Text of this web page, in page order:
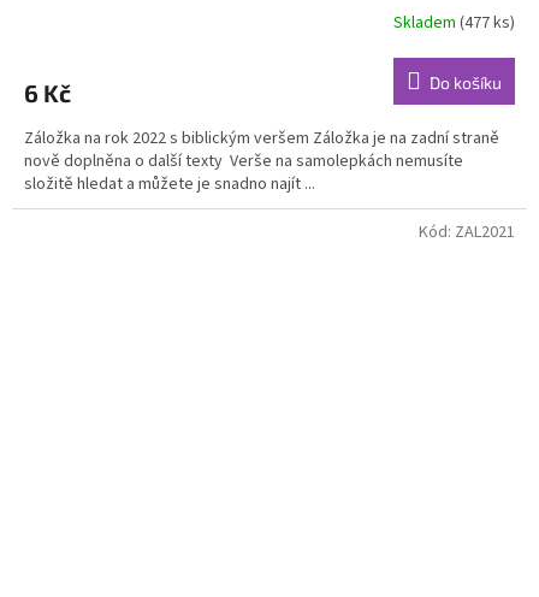
Skladem (477 ks)
6 Kč Do košíku
Záložka na rok 2022 s biblickým veršem Záložka je na zadní straně
nově doplněna o další texty Verše na samolepkách nemusíte
složitě hledat a můžete je snadno najít ...
Kód: ZAL2021